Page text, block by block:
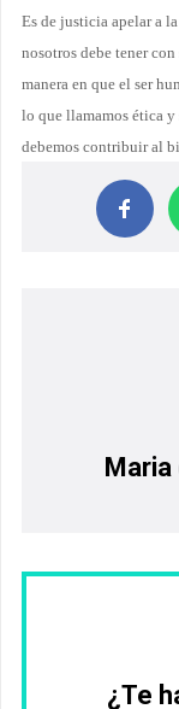
Es de justicia apelar a la
nosotros debe tener
manera en que el ser
lo que llamamos ética y
debemos contribuir al
Maria
¿Te